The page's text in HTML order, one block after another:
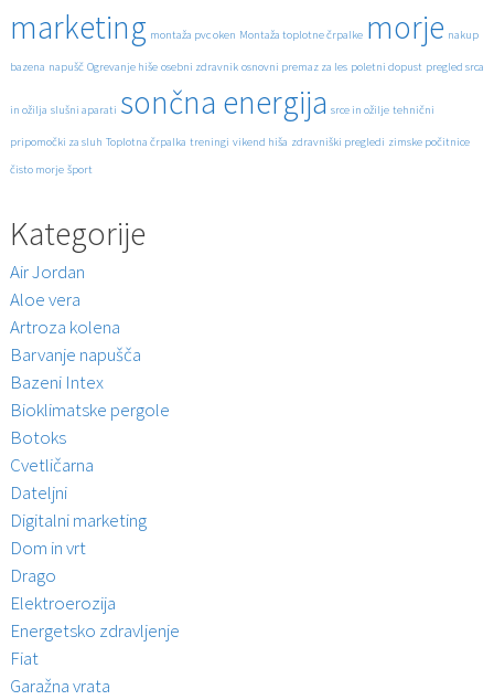
marketing montaža pvc oken Montaža toplotne črpalke morje nakup
bazena napušč Ogrevanje hiše osebni zdravnik osnovni premaz za les poletni dopust pregled srca
in ožilja slušni aparati sončna energija srce in ožilje tehnični
pripomočki za sluh Toplotna črpalka treningi vikend hiša zdravniški pregledi zimske počitnice
čisto morje šport
Kategorije
Air Jordan
Aloe vera
Artroza kolena
Barvanje napušča
Bazeni Intex
Bioklimatske pergole
Botoks
Cvetličarna
Dateljni
Digitalni marketing
Dom in vrt
Drago
Elektroerozija
Energetsko zdravljenje
Fiat
Garažna vrata